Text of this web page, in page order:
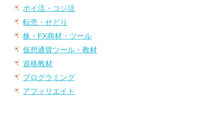
ポイ活・コジ活
転売・せどり
株・FX商材・ツール
仮想通貨ツール・教材
資格教材
プログラミング
アフィリエイト